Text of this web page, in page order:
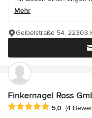
Mehr
Geibelstraße 54, 22303
Finkernagel Ross
Durchschnittliche
5,0 (4